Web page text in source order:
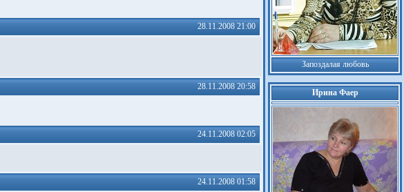
28.11.2008 21:00
28.11.2008 20:58
24.11.2008 02:05
24.11.2008 01:58
Запоздалая любовь
Ирина Фаер